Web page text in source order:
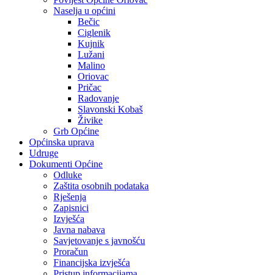
Naselja u općini
Bečic
Ciglenik
Kujnik
Lužani
Malino
Oriovac
Pričac
Radovanje
Slavonski Kobaš
Živike
Grb Općine
Općinska uprava
Udruge
Dokumenti Općine
Odluke
Zaštita osobnih podataka
Rješenja
Zapisnici
Izvješća
Javna nabava
Savjetovanje s javnošću
Proračun
Financijska izvješća